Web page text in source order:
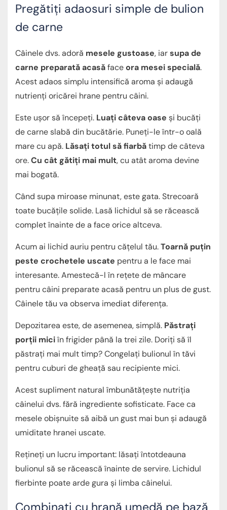
Pregătiți adaosuri simple de bulion
de carne
Câinele dvs. adoră mesele gustoase, iarsupa de
carne preparată acasăfaceora mesei specială.
Acest adaos simplu intensifică aroma și adaugă
nutrienți oricărei hrane pentru câini.
Este ușor să începeți. Luați câteva oase și bucăți
de carne slabă din bucătărie. Puneți-le într-o oală
mare cu apă. Lăsați totul să fiarbătimp de câteva
ore.Cu cât gătiți mai mult, cu atât aroma devine
mai bogată.
Când supa miroase minunat, este gata. Strecoară
toate bucățile solide. Lasă lichidul să se răcească
complet înainte de a face orice altceva.
Acum ai lichid auriu pentru cățelul tău.Toarnă puțin
peste crochetele uscate pentru a le face mai
interesante. Amestecă-l în rețete de mâncare
pentru câini preparate acasă pentru un plus de gust.
Câinele tău va observa imediat diferența.
Depozitarea este, de asemenea, simplă. Păstrați
porții miciîn frigider până la trei zile. Doriți să îl
păstrați mai mult timp? Congelați bulionul în tăvi
pentru cuburi de gheață sau recipiente mici.
Acest supliment natural îmbunătățește nutriția
câinelui dvs. fără ingrediente sofisticate. Face ca
mesele obișnuite să aibă un gust mai bun și adaugă
umiditate hranei uscate.
Rețineți un lucru important: lăsați întotdeauna
bulionul să se răcească înainte de servire. Lichidul
fierbinte poate arde gura și limba câinelui.
Combinați cu hrană umedă pe bază